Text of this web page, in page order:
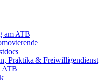
am ATB
Praktika & Freiwilligendienst
ATB